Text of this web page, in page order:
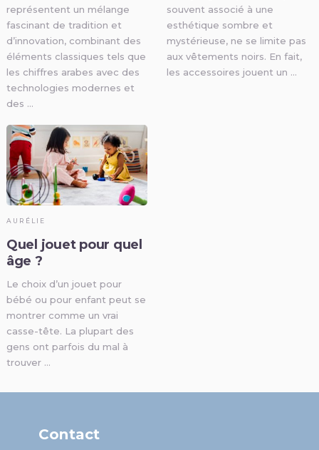
représentent un mélange
fascinant de tradition et
d’innovation, combinant des
éléments classiques tels que
les chiffres arabes avec des
technologies modernes et
des …
souvent associé à une
esthétique sombre et
mystérieuse, ne se limite pas
aux vêtements noirs. En fait,
les accessoires jouent un …
AURÉLIE
Quel jouet pour quel
âge ?
Le choix d’un jouet pour
bébé ou pour enfant peut se
montrer comme un vrai
casse-tête. La plupart des
gens ont parfois du mal à
trouver …
Contact